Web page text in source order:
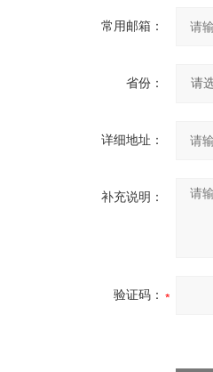
常用邮箱：
省份：
详细地址：
补充说明：
验证码：